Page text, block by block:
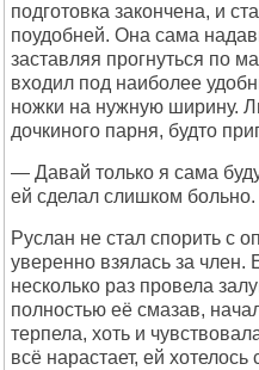
подготовка закончена, и
поудобней. Она сама
заставляя прогнуться по
входил под наиболее
ножки на нужную ширину.
дочкиного парня, будто
— Давай только я сама
ей сделал слишком больно.
Руслан не стал спорить с
уверенно взялась за член.
несколько раз провела
полностью её смазав,
терпела, хоть и
всё нарастает, ей